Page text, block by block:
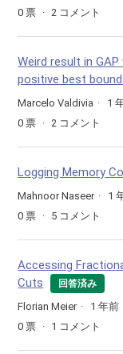
0 票 2 コメント
Weird result in
positive best
Marcelo Valdivia
1
0 票 2 コメント
Logging Memory
Mahnoor Naseer 1
0 票 5 コメント
Accessing
Cuts
回答済み
Florian Meier
1 年前
0 票 1 コメント